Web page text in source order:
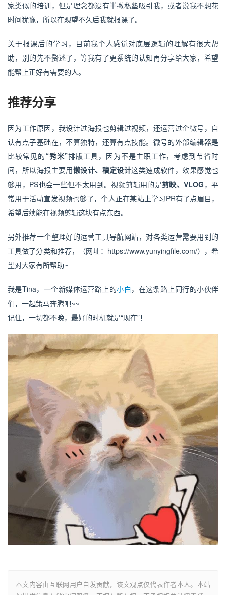
家类似的培训，但是理念都没有半撇私塾吸引我，或者说我不想花
时间犹豫，所以在观望不久后我就报课了。
关于报课后的学习，目前我个人感觉对底层逻辑的理解有很大帮
助，别的先不赘述了，等我有了更系统的认知再分享给大家，希望
能帮上正好有需要的人。
推荐分享
因为工作原因，我设计过海报也剪辑过视频，还运营过企微号，自
认有点子基础在，不算独特，还算有点技能。微号的外部编辑器是
比较常见的“秀米”排版工具，因为不是主职工作，考虑到节省时
间，所以海报主要用懒设计、稿定设计这类速成软件，效果感觉也
够用，PS也会一些但不太用到。视频剪辑用的是剪映、VLOG ，平
常用于活动宣发视频也够了，个人正在某站上学习PR有了点眉目，
希望后续能在视频剪辑这块有点东西。
另外推荐一个整理好的运营工具导航网站，对各类运营需要用到的
工具做了分类和推荐，（网址：https://www.yunyingfile.com/），希
望对大家有所帮助~
我是Tina，一个新媒体运营路上的小白，在这条路上同行的小伙伴
们，一起策马奔腾吧~~
记住，一切都不晚，最好的时机就是“现在”！
本文内容由互联网用户自发贡献，该文观点仅代表作者本人。本站